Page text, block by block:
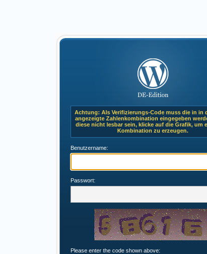
Achtung: Als Verifizierungs-Code muss die in in
angezeigte Zahlenkombination eingegeben
diese nicht lesbar sein, klicke auf die Grafik, um
Kombination zu erzeugen.
Benutzername:
Passwort:
Please enter the code shown above: